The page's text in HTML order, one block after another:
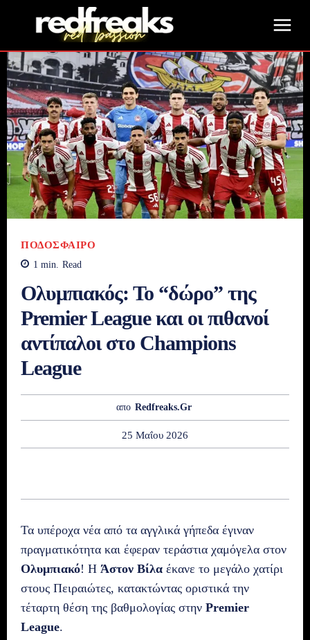
ΠΟΔΌΣΦΑΙΡΟ
1 min. Read
Ολυμπιακός: Το “δώρο” της
Premier League και οι πιθανοί
αντίπαλοι στο Champions
League
απο Redfreaks.gr
25 Μαΐου 2026
Τα υπέροχα νέα από τα αγγλικά γήπεδα έγιναν
πραγματικότητα και έφεραν τεράστια χαμόγελα στον
Ολυμπιακό! Η Άστον Βίλα έκανε το μεγάλο χατίρι
στους Πειραιώτες, κατακτώντας οριστικά την
τέταρτη θέση της βαθμολογίας στην Premier
League.